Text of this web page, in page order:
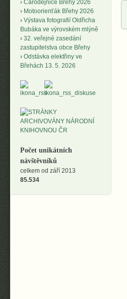
Čarodějnice Břehy 2026
Motoorienťák Břehy 2026
Výstava fotografií Oldřicha
Bubáka ve výrovském mlýně
32. veřejné zasedání
zastupitelstva obce Břehy
Odstávka elektřiny ve
Břehách 13. 5. 2026
Počet unikátních
návštěvníků
celkem od září 2013
85.534